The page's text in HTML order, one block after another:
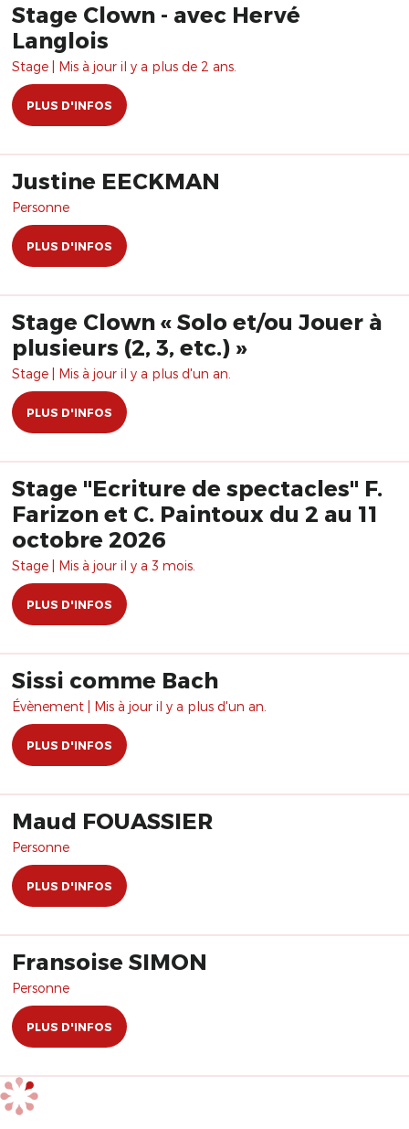
Stage Clown - avec Hervé
Langlois
Stage | Mis à jour il y a plus de 2 ans.
PLUS D'INFOS
Justine EECKMAN
Personne
PLUS D'INFOS
Stage Clown « Solo et/ou Jouer à
plusieurs (2, 3, etc.) »
Stage | Mis à jour il y a plus d'un an.
PLUS D'INFOS
Stage "Ecriture de spectacles" F.
Farizon et C. Paintoux du 2 au 11
octobre 2026
Stage | Mis à jour il y a 3 mois.
PLUS D'INFOS
Sissi comme Bach
Évènement | Mis à jour il y a plus d'un an.
PLUS D'INFOS
Maud FOUASSIER
Personne
PLUS D'INFOS
Fransoise SIMON
Personne
PLUS D'INFOS